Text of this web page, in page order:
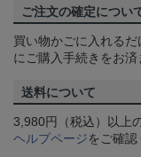
ご注文の確定につい
買い物かごに入れる
にご購入手続きをお済
送料について
3,980円（税込）以上
ヘルプページをご確認